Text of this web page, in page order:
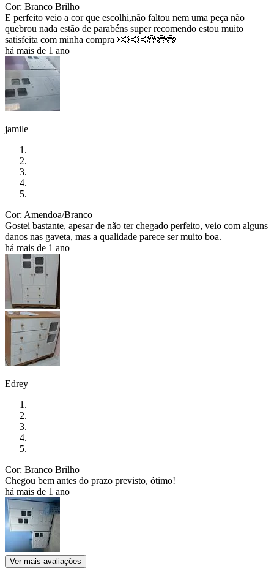
Cor: Branco Brilho
E perfeito veio a cor que escolhi,não faltou nem uma peça não
quebrou nada estão de parabéns super recomendo estou muito
satisfeita com minha compra 👏👏👏😍😍😍
há mais de 1 ano
jamile
Cor: Amendoa/Branco
Gostei bastante, apesar de não ter chegado perfeito, veio com alguns
danos nas gaveta, mas a qualidade parece ser muito boa.
há mais de 1 ano
Edrey
Cor: Branco Brilho
Chegou bem antes do prazo previsto, ótimo!
há mais de 1 ano
Ver mais avaliações